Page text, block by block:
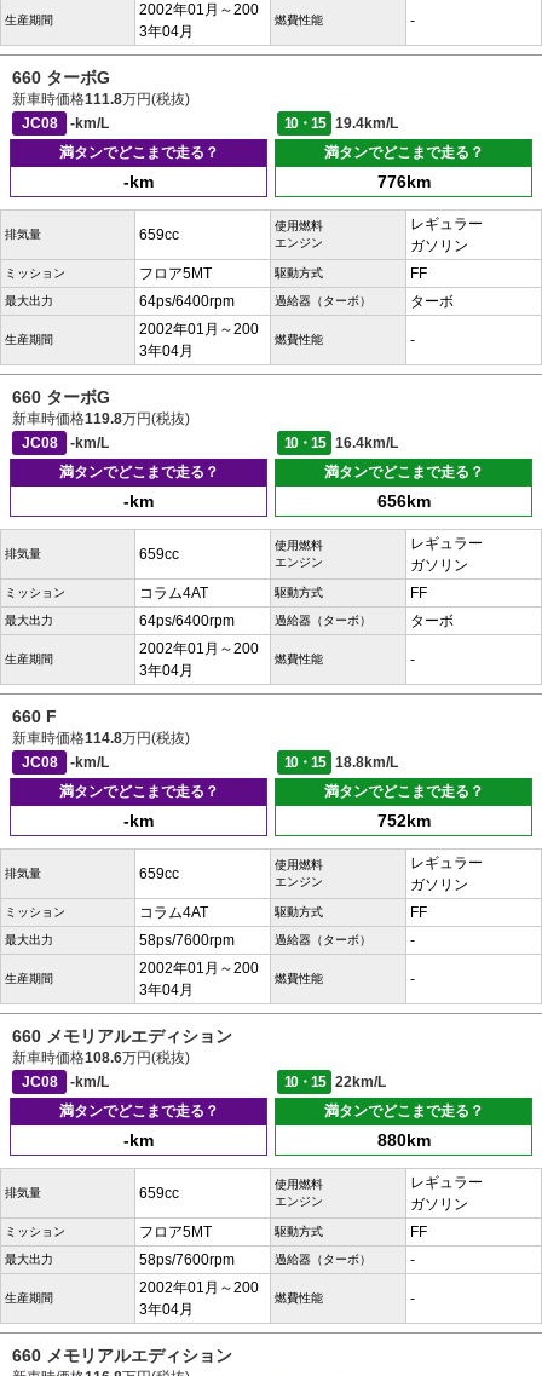
生産期間
2002年01月～200
3年04月
燃費性能 -
660 ターボG
新車時価格111.8万円(税抜)
JC08
-km/L 10・15
19.4km/L
満タンでどこまで走る？
-km
満タンでどこまで走る？
776km
排気量 659cc
使用燃料
エンジン
レギュラー
ガソリン
ミッション フロア5MT 駆動方式 FF
最大出力 64ps/6400rpm 過給器（ターボ） ターボ
生産期間
2002年01月～200
3年04月
燃費性能 -
660 ターボG
新車時価格119.8万円(税抜)
JC08
-km/L 10・15
16.4km/L
満タンでどこまで走る？
-km
満タンでどこまで走る？
656km
排気量 659cc
使用燃料
エンジン
レギュラー
ガソリン
ミッション コラム4AT 駆動方式 FF
最大出力 64ps/6400rpm 過給器（ターボ） ターボ
生産期間
2002年01月～200
3年04月
燃費性能 -
660 F
新車時価格114.8万円(税抜)
JC08
-km/L 10・15
18.8km/L
満タンでどこまで走る？
-km
満タンでどこまで走る？
752km
排気量 659cc
使用燃料
エンジン
レギュラー
ガソリン
ミッション コラム4AT 駆動方式 FF
最大出力 58ps/7600rpm 過給器（ターボ） -
生産期間
2002年01月～200
3年04月
燃費性能 -
660 メモリアルエディション
新車時価格108.6万円(税抜)
JC08
-km/L 10・15
22km/L
満タンでどこまで走る？
-km
満タンでどこまで走る？
880km
排気量 659cc
使用燃料
エンジン
レギュラー
ガソリン
ミッション フロア5MT 駆動方式 FF
最大出力 58ps/7600rpm 過給器（ターボ） -
生産期間
2002年01月～200
3年04月
燃費性能 -
660 メモリアルエディション